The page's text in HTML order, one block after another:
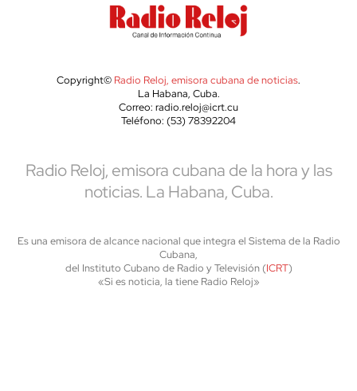
Copyright© Radio Reloj, emisora cubana de noticias.
La Habana, Cuba.
Correo: radio.reloj@icrt.cu
Teléfono: (53) 78392204
Radio Reloj, emisora cubana de la hora y las
noticias. La Habana, Cuba.
Es una emisora de alcance nacional que integra el Sistema de la Radio
Cubana,
del Instituto Cubano de Radio y Televisión (ICRT)
«Si es noticia, la tiene Radio Reloj»